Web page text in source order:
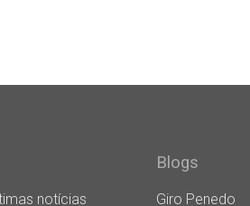
notícias
Blogs
Giro Penedo